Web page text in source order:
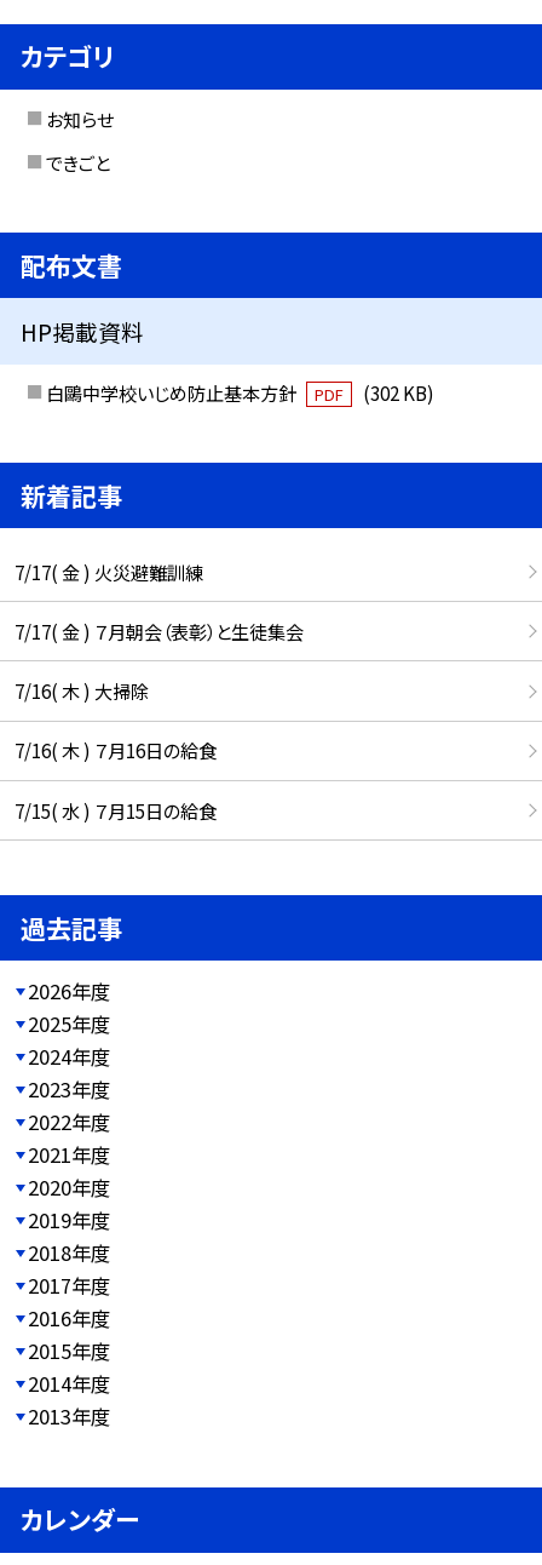
カテゴリ
お知らせ
できごと
配布文書
HP掲載資料
白鷗中学校いじめ防止基本方針 PDF (302 KB)
新着記事
7/17( 金 ) 火災避難訓練
7/17( 金 ) ７月朝会（表彰）と生徒集会
7/16( 木 ) 大掃除
7/16( 木 ) ７月16日の給食
7/15( 水 ) ７月15日の給食
過去記事
2026年度
2025年度
2024年度
2023年度
2022年度
2021年度
2020年度
2019年度
2018年度
2017年度
2016年度
2015年度
2014年度
2013年度
カレンダー